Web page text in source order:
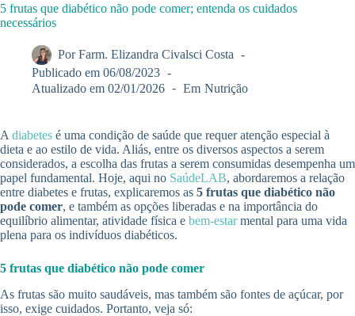
5 frutas que diabético não pode comer; entenda os cuidados
necessários
Por Farm. Elizandra Civalsci Costa
Publicado em 06/08/2023
Atualizado em 02/01/2026 Em Nutrição
A diabetes é uma condição de saúde que requer atenção especial à
dieta e ao estilo de vida. Aliás, entre os diversos aspectos a serem
considerados, a escolha das frutas a serem consumidas desempenha um
papel fundamental. Hoje, aqui no SaúdeLAB, abordaremos a relação
entre diabetes e frutas, explicaremos as 5 frutas que diabético não
pode comer, e também as opções liberadas e na importância do
equilíbrio alimentar, atividade física e bem-estarmental para uma vida
plena para os indivíduos diabéticos.
5 frutas que diabético não pode comer
As frutas são muito saudáveis, mas também são fontes de açúcar, por
isso, exige cuidados. Portanto, veja só: